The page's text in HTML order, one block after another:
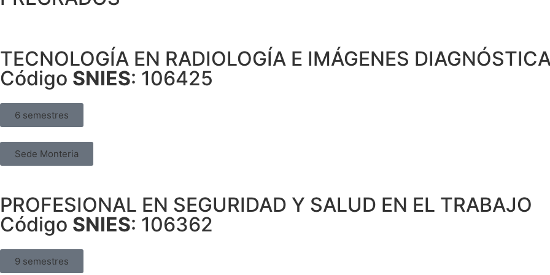
TECNOLOGÍA EN RADIOLOGÍA E IMÁGENES
Código SNIES: 106425
6 semestres
Sede Monteria
PROFESIONAL EN SEGURIDAD Y SALUD EN EL TRABAJO
Código SNIES: 106362
9 semestres